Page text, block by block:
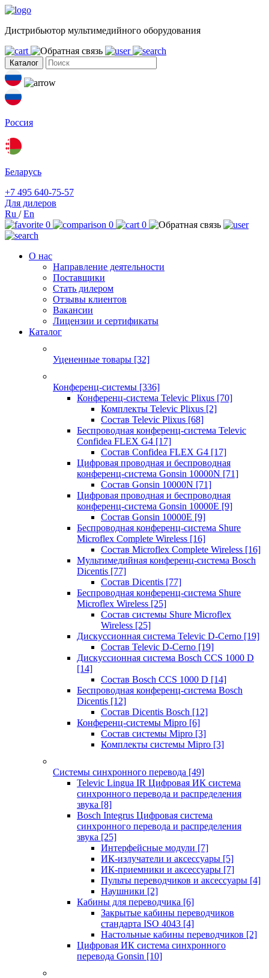
Дистрибьютор мультимедийного оборудования
Каталог
Россия
Беларусь
+7 495 640-75-57
Для дилеров
Ru /En
0
0 0
О нас
Направление деятельности
Поставщики
Стать дилером
Отзывы клиентов
Вакансии
Лицензии и сертификаты
Каталог
Уцененные товары [32]
Конференц-системы [336]
Конференц-система Televic Plixus [70]
Комплекты Televic Plixus [2]
Состав Televic Plixus [68]
Беспроводная конференц-система Televic
Confidea FLEX G4 [17]
Состав Confidea FLEX G4 [17]
Цифровая проводная и беспроводная
конференц-система Gonsin 10000N [71]
Состав Gonsin 10000N [71]
Цифровая проводная и беспроводная
конференц-система Gonsin 10000E [9]
Состав Gonsin 10000E [9]
Беспроводная конференц-система Shure
Microflex Complete Wireless [16]
Состав Microflex Complete Wireless [16]
Мультимедийная конференц-система Bosch
Dicentis [77]
Состав Dicentis [77]
Беспроводная конференц-система Shure
Microflex Wireless [25]
Состав системы Shure Microflex
Wireless [25]
Дискуссионная система Televic D-Cerno [19]
Состав Televic D-Cerno [19]
Дискуссионная система Bosch CCS 1000 D
[14]
Состав Bosch CCS 1000 D [14]
Беспроводная конференц-система Bosch
Dicentis [12]
Состав Dicentis Bosch [12]
Конференц-системы Mipro [6]
Состав системы Mipro [3]
Комплекты системы Mipro [3]
Системы синхронного перевода [49]
Televic Lingua IR Цифровая ИК система
синхронного перевода и распределения
звука [8]
Bosch Integrus Цифровая система
синхронного перевода и распределения
звука [25]
Интерфейсные модули [7]
ИК-излучатели и аксессуары [5]
ИК-приемники и аксессуары [7]
Пульты переводчиков и аксессуары [4]
Наушники [2]
Кабины для переводчика [6]
Закрытые кабины переводчиков
стандарта ISO 4043 [4]
Настольные кабины переводчиков [2]
Цифровая ИК система синхронного
перевода Gonsin [10]